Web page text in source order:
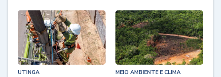
UTINGA MEIO AMBIENTE E CLIMA